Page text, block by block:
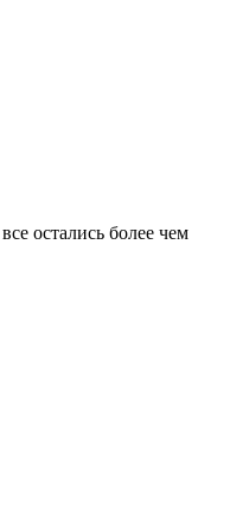
остались более чем